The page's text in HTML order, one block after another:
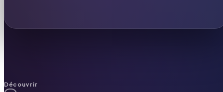
Découvrir